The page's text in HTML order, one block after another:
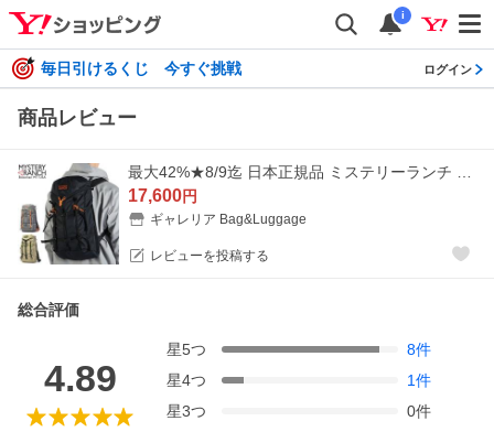
i
毎日引けるくじ 今すぐ挑戦 ログイン
商品レビュー
17,600円
ギャレリア Bag&Luggage
レビューを投稿する
総合評価
4.89
星5つ 8件
星4つ 1件
星3つ 0件